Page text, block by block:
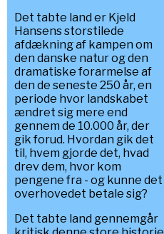
Det tabte land er Kjeld
Hansens storstilede
afdækning af kampen om
den danske natur og den
dramatiske forarmelse af
den de seneste 250 år, en
periode hvor landskabet
ændret sig mere end
gennem de 10.000 år, der
gik forud. Hvordan gik det
til, hvem gjorde det, hvad
drev dem, hvor kom
pengene fra - og kunne det
overhovedet betale sig?
Det tabte land gennemgår